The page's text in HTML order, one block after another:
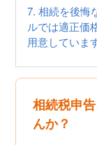
7. 相続を後悔
ルでは適正価
用意しています
相続税申
んか？